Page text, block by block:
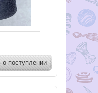
поступлении